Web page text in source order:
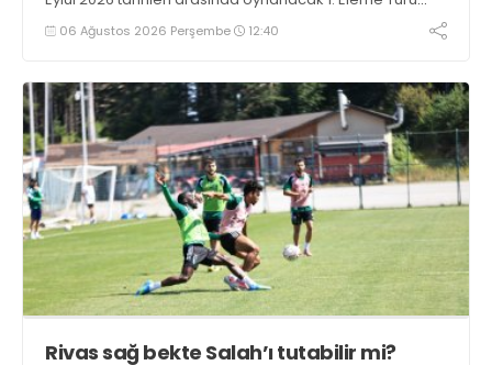
karşılaşmalarıyla çalacak.
06 Ağustos 2026 Perşembe 12:40
Rivas sağ bekte Salah’ı tutabilir mi?